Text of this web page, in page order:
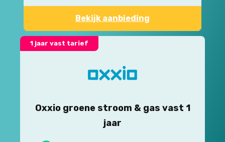
Bekijk aanbieding
1 jaar vast tarief
Oxxio groene stroom & gas vast 1
jaar